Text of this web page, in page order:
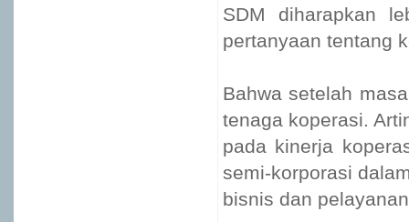
SDM diharapkan
pertanyaan tentang
Bahwa setelah
tenaga koperasi.
pada kinerja
semi-korporasi
bisnis dan